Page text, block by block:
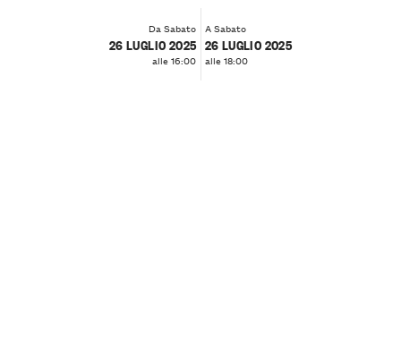
Da Sabato
26 LUGLIO 2025
alle 16:00
A Sabato
26 LUGLIO 2025
alle 18:00